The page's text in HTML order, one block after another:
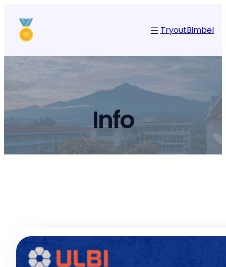
TryoutBimbel
Info